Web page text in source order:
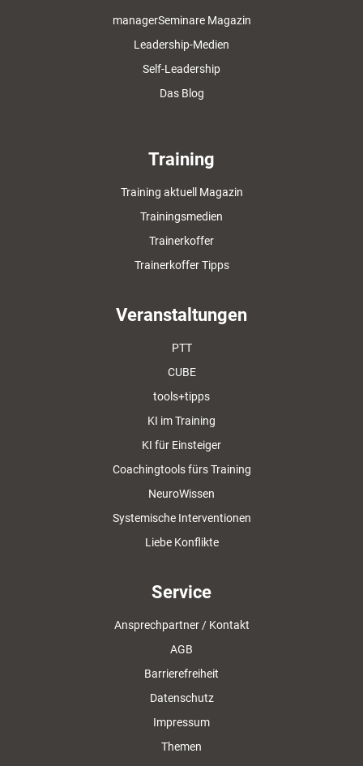
managerSeminare Magazin
Leadership-Medien
Self-Leadership
Das Blog
Training
Training aktuell Magazin
Trainingsmedien
Trainerkoffer
Trainerkoffer Tipps
Veranstaltungen
PTT
CUBE
tools+tipps
KI im Training
KI für Einsteiger
Coachingtools fürs Training
NeuroWissen
Systemische Interventionen
Liebe Konflikte
Service
Ansprechpartner / Kontakt
AGB
Barrierefreiheit
Datenschutz
Impressum
Themen